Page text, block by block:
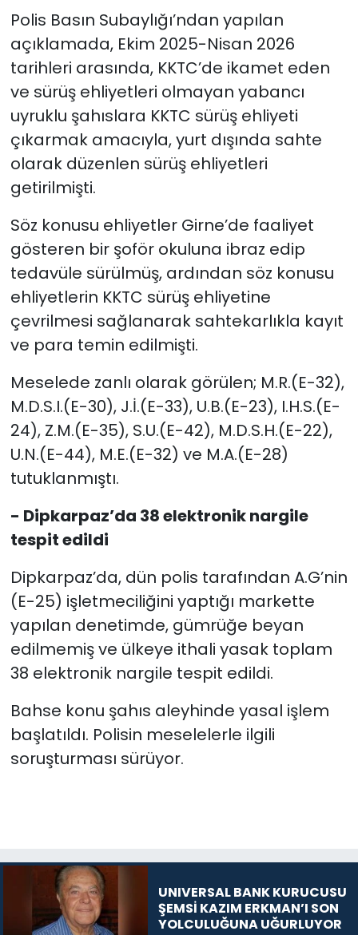
Polis Basın Subaylığı’ndan yapılan
açıklamada, Ekim 2025-Nisan 2026
tarihleri arasında, KKTC’de ikamet eden
ve sürüş ehliyetleri olmayan yabancı
uyruklu şahıslara KKTC sürüş ehliyeti
çıkarmak amacıyla, yurt dışında sahte
olarak düzenlen sürüş ehliyetleri
getirilmişti.
Söz konusu ehliyetler Girne’de faaliyet
gösteren bir şoför okuluna ibraz edip
tedavüle sürülmüş, ardından söz konusu
ehliyetlerin KKTC sürüş ehliyetine
çevrilmesi sağlanarak sahtekarlıkla kayıt
ve para temin edilmişti.
Meselede zanlı olarak görülen; M.R.(E-32),
M.D.S.I.(E-30), J.İ.(E-33), U.B.(E-23), I.H.S.(E-
24), Z.M.(E-35), S.U.(E-42), M.D.S.H.(E-22),
U.N.(E-44), M.E.(E-32) ve M.A.(E-28)
tutuklanmıştı.
- Dipkarpaz’da 38 elektronik nargile
tespit edildi
Dipkarpaz’da, dün polis tarafından A.G’nin
(E-25) işletmeciliğini yaptığı markette
yapılan denetimde, gümrüğe beyan
edilmemiş ve ülkeye ithali yasak toplam
38 elektronik nargile tespit edildi.
Bahse konu şahıs aleyhinde yasal işlem
başlatıldı. Polisin meselelerle ilgili
soruşturması sürüyor.
UNIVERSAL BANK KURUCUSU
ŞEMSİ KAZIM ERKMAN’I SON
YOLCULUĞUNA UĞURLUYOR
YAŞAM
Yazarlar